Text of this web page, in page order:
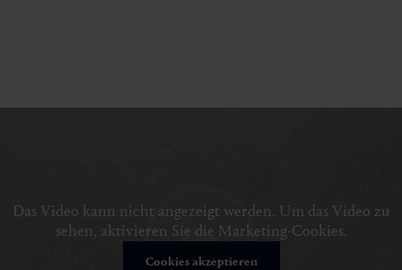
Das Video kann nicht angezeigt werden. Um das Video zu
sehen, aktivieren Sie die Marketing-Cookies.
Cookies akzeptieren